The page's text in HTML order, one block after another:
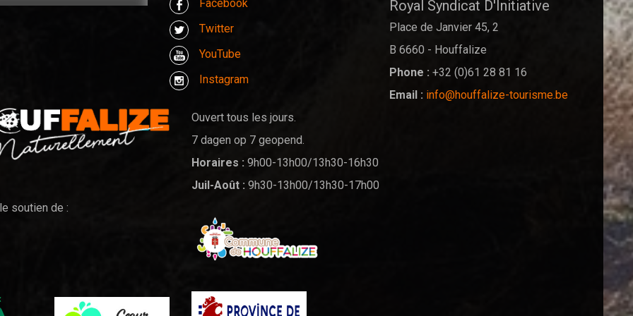
Facebook
Twitter
YouTube
Instagram
Royal Syndicat D'Initiative
Place de Janvier 45, 2
B 6660 - Houffalize
Phone : +32 (0)61 28 81 16
Email : info@houffalize-tourisme.be
Ouvert tous les jours.
7 dagen op 7 geopend.
Horaires : 9h00-13h00/13h30-16h30
Juil-Août : 9h30-13h00/13h30-17h00
soutien de :